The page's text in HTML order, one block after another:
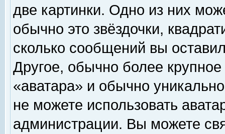
две картинки. Одно из них
обычно это звёздочки,
сколько сообщений вы
Другое, обычно более
«аватара» и обычно
не можете использовать
администрации. Вы можете